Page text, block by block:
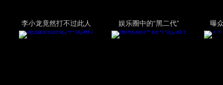
李小龙竟然打不过此人 娱乐圈中的“黑二代” 曝